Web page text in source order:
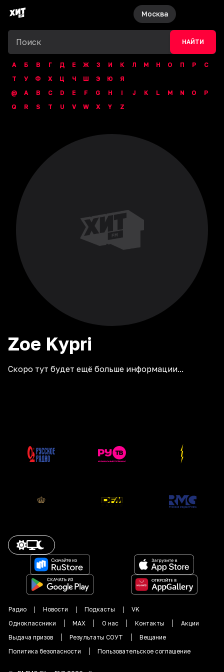
Москва
НАЙТИ
А Б В Г Д Е Ж З И К Л М Н О П Р
С
Т
У Ф Х Ц Ч Ш Э Ю
Я
@
A B C D E F G H I J K L M N O
P
Q
R S T U V W X Y Z
Zoe Kypri
Скоро тут будет ещё больше информации...
Радио Новости Подкасты
VK
Одноклассники
MAX О нас Контакты
Акции
Выдача призов
Результаты СОУТ
Вещание
Политика безопасности
Пользовательское соглашение